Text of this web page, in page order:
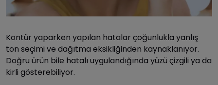
Kontür yaparken yapılan hatalar çoğunlukla yanlış
ton seçimi ve dağıtma eksikliğinden kaynaklanıyor.
Doğru ürün bile hatalı uygulandığında yüzü çizgili ya da
kirli gösterebiliyor.